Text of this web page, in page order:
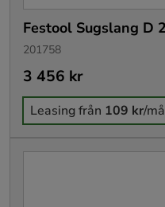
Festool Sugslang D
201758
Pris:3 456 kr
3 456 kr
Leasing från 109 kr/